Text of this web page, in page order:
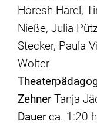
Horesh Harel,
Nieße, Julia
Stecker, Paula
Wolter
ZehnerTanja
Dauerca. 1:20